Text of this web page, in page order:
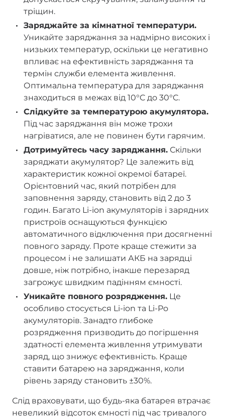
тріщин.
Заряджайте за кімнатної температури.
Уникайте заряджання за надмірно високих і
низьких температур, оскільки це негативно
впливає на ефективність заряджання та
термін служби елемента живлення.
Оптимальна температура для заряджання
знаходиться в межах від 10°C до 30°C.
Слідкуйте за температурою акумулятора.
Під час заряджання він може трохи
нагріватися, але не повинен бути гарячим.
Дотримуйтесь часу заряджання. Скільки
заряджати акумулятор? Це залежить від
характеристик кожної окремої батареї.
Орієнтовний час, який потрібен для
заповнення заряду, становить від 2 до 3
годин. Багато Li-ion акумуляторів і зарядних
пристроїв оснащуються функцією
автоматичного відключення при досягненні
повного заряду. Проте краще стежити за
процесом і не залишати АКБ на зарядці
довше, ніж потрібно, інакше перезаряд
загрожує швидким падінням ємності.
Уникайте повного розрядження. Це
особливо стосується Li-ion та Li-Po
акумуляторів. Занадто глибоке
розрядження призводить до погіршення
здатності елемента живлення утримувати
заряд, що знижує ефективність. Краще
ставити батарею на заряджання, коли
рівень заряду становить ±30%.
Слід враховувати, що будь-яка батарея втрачає
невеликий відсоток ємності під час тривалого